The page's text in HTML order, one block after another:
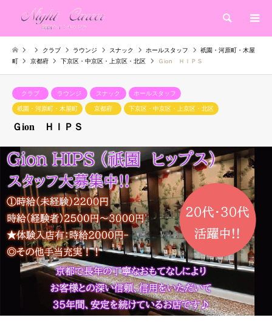
検索
クラブ ラウンジ スナック ホールスタッフ
祇園・河原町・木屋
町
京都府 下京区・中京区・上京区・北区 Ｇion ＨＩＰＳ
クラブ ラウンジ スナック ホールスタッフ
祇園・河原町・木屋町 京都府 下京区・中京区・上京区・北区
Ｇion ＨＩＰＳ